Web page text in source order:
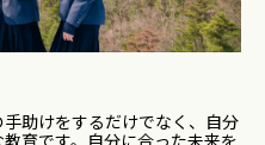
助けをするだけでなく、自分